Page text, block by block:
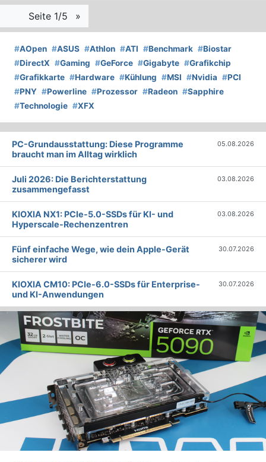
Seite 1/5 »
#AOpen #ASUS #Athlon #ATI #Benchmark #Biostar
#DirectX #Gaming #GeForce #Gigabyte #Grafikchip
#Grafikkarte #Hardware #Kühlung #MSI #Nvidia #PCI
#PNY #Powerline #Prozessor #Radeon #Sapphire
#Technologie #XFX
PC-Grundausstattung: Diese Programme
braucht man im Alltag wirklich
05.08.2026
Juli 2026: Die Bericht­erstattung
zusammengefasst
03.08.2026
KIOXIA NX1: PCIe-5.0-SSDs für KI- und
Hyperscale-Rechenzentren
03.08.2026
Fünf einfache Wege, wie dein Apple-Gerät
sicherer wird
30.07.2026
KIOXIA CM10: PCIe-6.0-SSDs für Enterprise-
und KI-Anwendungen
30.07.2026